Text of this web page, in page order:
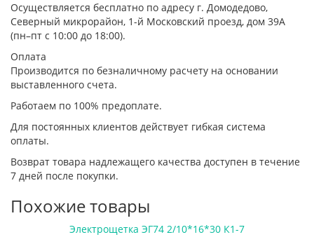
Осуществляется бесплатно по адресу г. Домодедово,
Северный микрорайон, 1-й Московский проезд, дом 39А
(пн–пт с 10:00 до 18:00).
Оплата
Производится по безналичному расчету на основании
выставленного счета.
Работаем по 100% предоплате.
Для постоянных клиентов действует гибкая система
оплаты.
Возврат товара надлежащего качества доступен в течение
7 дней после покупки.
Похожие товары
Электрощетка ЭГ74 2/10*16*30 К1-7